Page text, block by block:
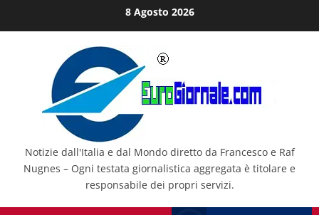
al
8 Agosto 2026
Notizie dall'Italia e dal Mondo diretto da Francesco e Raf
Nugnes – Ogni testata giornalistica aggregata è titolare e
responsabile dei propri servizi.